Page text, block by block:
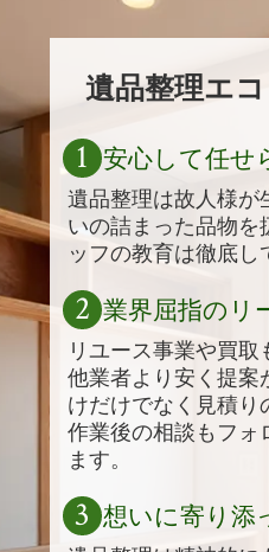
遺品整理エ
安心して任せ
遺品整理は故人様が
いの詰まった品物を
ッフの教育は徹底し
1
業界屈指のリ
リユース事業や買取
他業者より安く提案
けだけでなく見積り
作業後の相談もフォ
ます。
2
想いに寄り添
3